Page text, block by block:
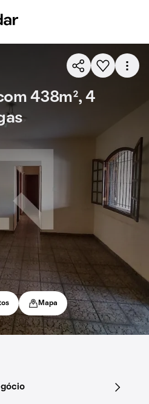
438m², 4
Mapa